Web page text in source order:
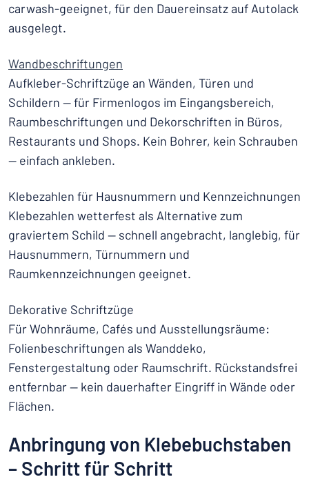
carwash-geeignet, für den Dauereinsatz auf Autolack
ausgelegt.
Wandbeschriftungen
Aufkleber-Schriftzüge an Wänden, Türen und
Schildern — für Firmenlogos im Eingangsbereich,
Raumbeschriftungen und Dekorschriften in Büros,
Restaurants und Shops. Kein Bohrer, kein Schrauben
— einfach ankleben.
Klebezahlen für Hausnummern und Kennzeichnungen
Klebezahlen wetterfest als Alternative zum
graviertem Schild — schnell angebracht, langlebig, für
Hausnummern, Türnummern und
Raumkennzeichnungen geeignet.
Dekorative Schriftzüge
Für Wohnräume, Cafés und Ausstellungsräume:
Folienbeschriftungen als Wanddeko,
Fenstergestaltung oder Raumschrift. Rückstandsfrei
entfernbar — kein dauerhafter Eingriff in Wände oder
Flächen.
Anbringung von Klebebuchstaben
– Schritt für Schritt